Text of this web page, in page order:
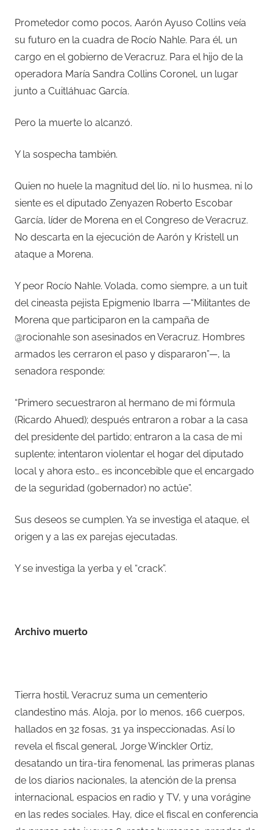
Prometedor como pocos, Aarón Ayuso Collins veía
su futuro en la cuadra de Rocío Nahle. Para él, un
cargo en el gobierno de Veracruz. Para el hijo de la
operadora María Sandra Collins Coronel, un lugar
junto a Cuitláhuac García.
Pero la muerte lo alcanzó.
Y la sospecha también.
Quien no huele la magnitud del lío, ni lo husmea, ni lo
siente es el diputado Zenyazen Roberto Escobar
García, líder de Morena en el Congreso de Veracruz.
No descarta en la ejecución de Aarón y Kristell un
ataque a Morena.
Y peor Rocío Nahle. Volada, como siempre, a un tuit
del cineasta pejista Epigmenio Ibarra —“Militantes de
Morena que participaron en la campaña de
@rocionahle son asesinados en Veracruz. Hombres
armados les cerraron el paso y dispararon”—, la
senadora responde:
“Primero secuestraron al hermano de mi fórmula
(Ricardo Ahued); después entraron a robar a la casa
del presidente del partido; entraron a la casa de mi
suplente; intentaron violentar el hogar del diputado
local y ahora esto… es inconcebible que el encargado
de la seguridad (gobernador) no actúe”.
Sus deseos se cumplen. Ya se investiga el ataque, el
origen y a las ex parejas ejecutadas.
Y se investiga la yerba y el “crack”.
Archivo muerto
Tierra hostil, Veracruz suma un cementerio
clandestino más. Aloja, por lo menos, 166 cuerpos,
hallados en 32 fosas, 31 ya inspeccionadas. Así lo
revela el fiscal general, Jorge Winckler Ortiz,
desatando un tira-tira fenomenal, las primeras planas
de los diarios nacionales, la atención de la prensa
internacional, espacios en radio y TV, y una vorágine
en las redes sociales. Hay, dice el fiscal en conferencia